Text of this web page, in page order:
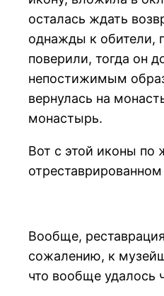
осталась ждать
однажды к обители,
поверили, тогда он
непостижимым
вернулась на
монастырь.
Вот с этой иконы по
Вообще,
сожалению, к
что вообще удалось